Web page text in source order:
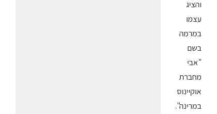
והציג
עצמו
במרמה
בשם
"אבי
מחברת
אוקיינוס
במרינה".